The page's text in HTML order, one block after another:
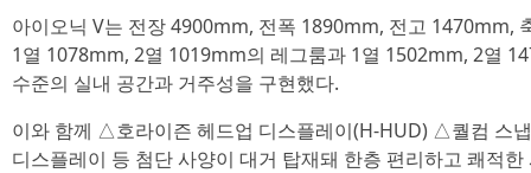
아이오닉 V는 전장 4900mm, 전폭 1890mm, 전고 1470mm,
1열 1078mm, 2열 1019mm의 레그룸과 1열 1502mm, 2열
수준의 실내 공간과 거주성을 구현했다.
이와 함께 △호라이즌 헤드업 디스플레이(H-HUD) △퀄컴 스
디스플레이 등 첨단 사양이 대거 탑재돼 한층 편리하고 쾌적